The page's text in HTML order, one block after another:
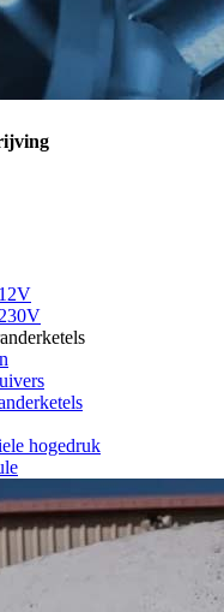
hogedruk